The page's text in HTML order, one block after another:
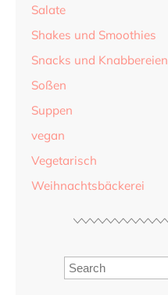
Salate
Shakes und Smoothies
Snacks und Knabbereien
Soßen
Suppen
vegan
Vegetarisch
Weihnachtsbäckerei